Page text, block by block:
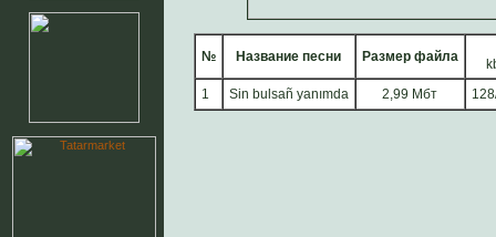
№ Название песни Размер файла
1
Sin bulsañ yanımda 2,99 Мбт